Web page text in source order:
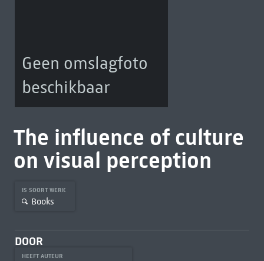
Geen omslagfoto
beschikbaar
The influence of culture
on visual perception
IS SOORT WERK
Books
DOOR
HEEFT AUTEUR